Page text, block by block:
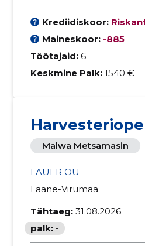
Krediidiskoor:
Maineskoor: -885
Töötajaid: 6
Keskmine Palk: 1540 €
Malwa Metsamasin
LAUER OÜ
Lääne-Virumaa
Tähtaeg: 31.08.2026
palk: -